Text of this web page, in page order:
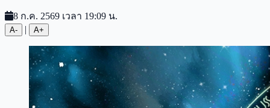
8 ก.ค. 2569 เวลา 19:09 น.
A- | A+